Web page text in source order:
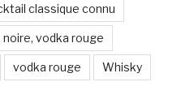
classique connu
noire, vodka rouge
vodka rouge Whisky